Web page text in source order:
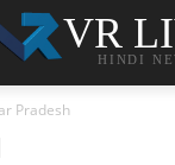
VR
HINDI
Pradesh